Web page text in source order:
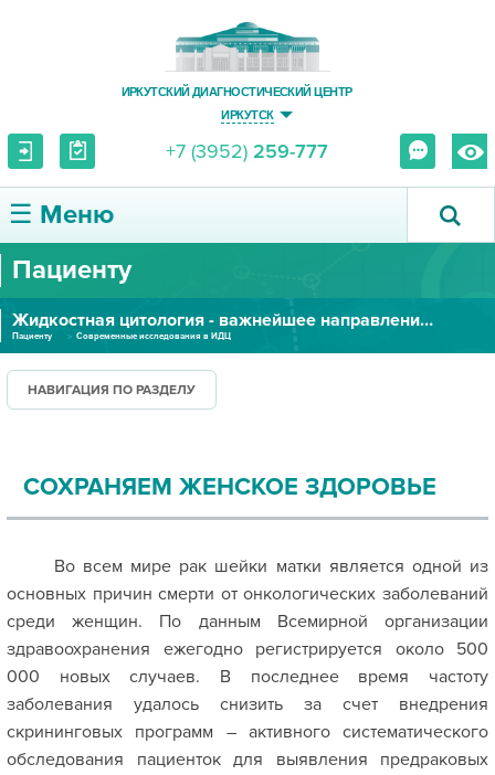
ИРКУТСКИЙ ДИАГНОСТИЧЕСКИЙ ЦЕНТР
ИРКУТСК
+7 (3952) 259-777
☰ Меню
О ЦЕНТРЕ
УСЛУГИ И ЦЕНЫ
ПАЦИЕНТУ
ПРАВОВАЯ ИНФОРМАЦИЯ
Пациенту
Жидкостная цитология - важнейшее направление современной гинекологии
Пациенту Современные исследования в ИДЦ
НАВИГАЦИЯ ПО РАЗДЕЛУ
СОХРАНЯЕМ ЖЕНСКОЕ ЗДОРОВЬЕ
Во всем мире рак шейки матки является одной из
основных причин смерти от онкологических заболеваний
среди женщин. По данным Всемирной организации
здравоохранения ежегодно регистрируется около 500
000 новых случаев. В последнее время частоту
заболевания удалось снизить за счет внедрения
скрининговых программ – активного систематического
обследования пациенток для выявления предраковых